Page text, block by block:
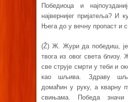
Победиоца и
највернијег пријатеља? И
Њега до у вечну пропаст и
(Ž) Ж. Жури да победиш,
твога из овог света
све струје смрти у теби и
као шљива. Здраву
домаћин у руку, а кварну
свињама. Победа значи